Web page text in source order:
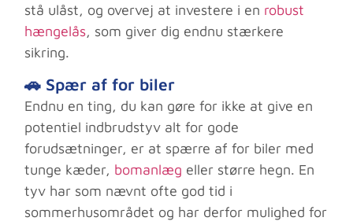
stå ulåst, og overvej at investere i en robust
hængelås, som giver dig endnu stærkere
sikring.
🚗 Spær af for biler
Endnu en ting, du kan gøre for ikke at give en
potentiel indbrudstyv alt for gode
forudsætninger, er at spærre af for biler med
tunge kæder, bomanlæg eller større hegn. En
tyv har som nævnt ofte god tid i
sommerhusområdet og har derfor mulighed for